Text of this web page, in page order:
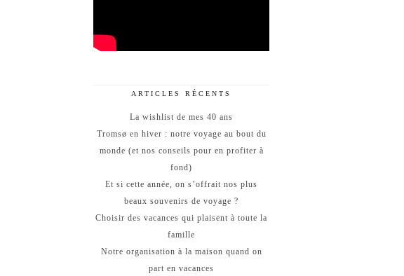
ARTICLES RÉCENTS
La wishlist de mes 40 ans
Tromsø en hiver : notre voyage au bout du
monde (et nos conseils pour en profiter à
fond)
Et si cette année, on s’offrait nos plus
beaux souvenirs de voyage ?
Choisir des vacances qui plaisent à toute la
famille
Notre organisation à la maison quand on
part en vacances